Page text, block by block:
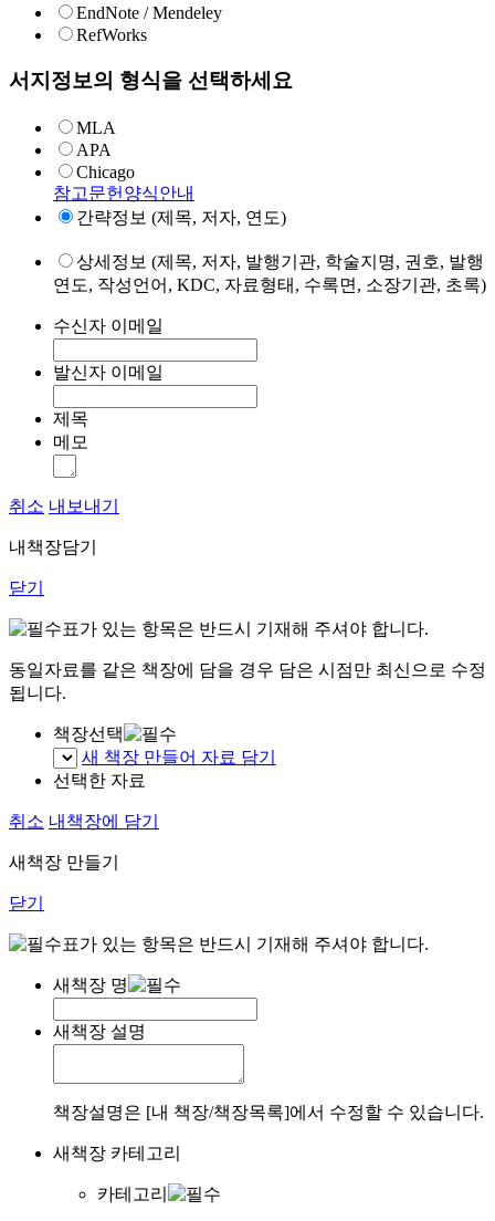
EndNote / Mendeley
RefWorks
서지정보의 형식을 선택하세요
MLA
APA
Chicago
참고문헌양식안내
간략정보 (제목, 저자, 연도)
상세정보 (제목, 저자, 발행기관, 학술지명, 권호, 발행
연도, 작성언어, KDC, 자료형태, 수록면, 소장기관, 초록)
수신자 이메일
발신자 이메일
제목
메모
취소 내보내기
내책장담기
닫기
표가 있는 항목은 반드시 기재해 주셔야 합니다.
동일자료를 같은 책장에 담을 경우 담은 시점만 최신으로 수정
됩니다.
책장선택
새 책장 만들어 자료 담기
선택한 자료
취소 내책장에 담기
새책장 만들기
닫기
표가 있는 항목은 반드시 기재해 주셔야 합니다.
새책장 명
새책장 설명
책장설명은 [내 책장/책장목록]에서 수정할 수 있습니다.
새책장 카테고리
카테고리